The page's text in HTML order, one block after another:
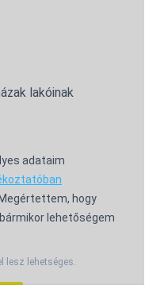
lakóinak
adataim
hogy
lehetőségem
lesz lehetséges.